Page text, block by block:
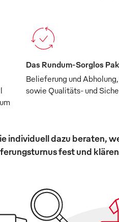
Das Rundum-Sorglos
Belieferung und
sowie Qualitäts- und
individuell dazu beraten,
fest und